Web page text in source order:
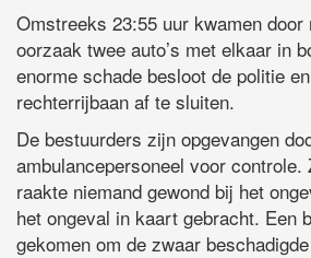
Omstreeks 23:55 uur kwamen door
oorzaak twee auto’s met elkaar in
enorme schade besloot de politie
rechterrijbaan af te sluiten.
De bestuurders zijn opgevangen
ambulancepersoneel voor controle.
raakte niemand gewond bij het
het ongeval in kaart gebracht. Een
gekomen om de zwaar